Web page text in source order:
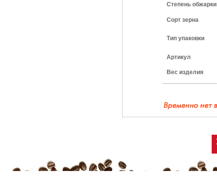
Степень обжарки
Сорт зерна
Тип упаковки
Артикул
Вес изделия